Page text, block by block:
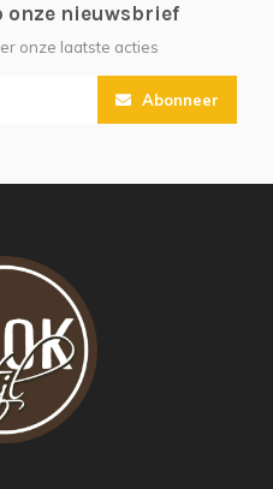
onze nieuwsbrief
onze laatste acties
Abonneer